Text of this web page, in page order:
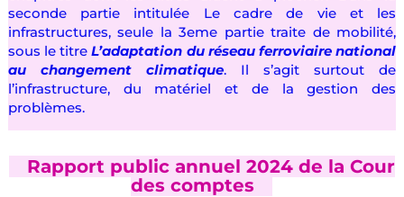
seconde partie intitulée Le cadre de vie et les
infrastructures, seule la 3eme partie traite de mobilité,
sous le titreL’adaptation du réseau ferroviaire national
au changement climatique. Il s’agit surtout de
l’infrastructure, du matériel et de la gestion des
problèmes.
Rapport public annuel 2024 de la Cour
des comptes